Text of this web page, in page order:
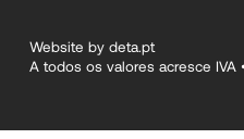
Website by deta.pt
A todos os valores acresce IVA